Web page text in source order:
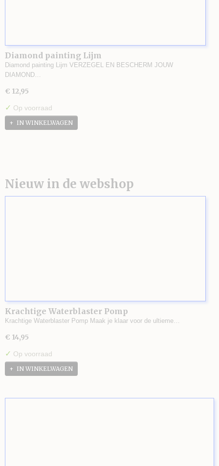
Diamond painting Lijm
Diamond painting Lijm VERZEGEL EN BESCHERM JOUW
DIAMOND…
€ 12,95
✓ Op voorraad
IN WINKELWAGEN
Nieuw in de webshop
Krachtige Waterblaster Pomp
Krachtige Waterblaster Pomp Maak je klaar voor de ultieme…
€ 14,95
✓ Op voorraad
IN WINKELWAGEN